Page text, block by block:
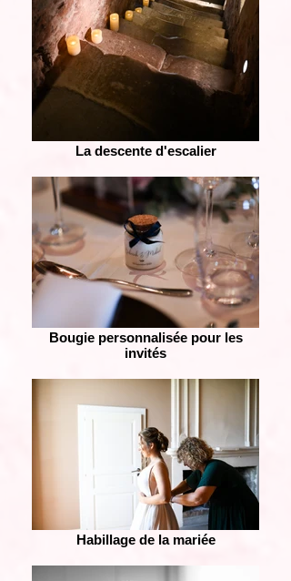
La descente d'escalier
Bougie personnalisée pour les
invités
Habillage de la mariée